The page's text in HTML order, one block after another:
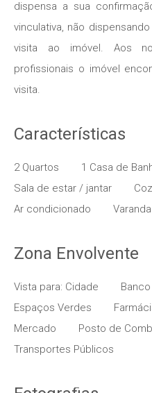
dispensa a sua
vinculativa, não
visita ao imóvel. Aos
profissionais o imóvel
visita.
Características
2 Quartos
1 Casa de
Sala de estar / jantar
Ar condicionado
Varanda
Zona Envolvente
Vista para: Cidade Banco
Espaços Verdes
Mercado
Posto de
Transportes Públicos